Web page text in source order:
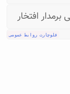
افتخار
فلوچارت روابط عمومی